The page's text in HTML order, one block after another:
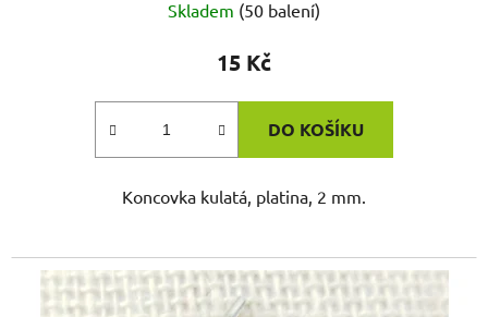
Skladem (50 balení)
15 Kč
DO KOŠÍKU
Koncovka kulatá, platina, 2 mm.